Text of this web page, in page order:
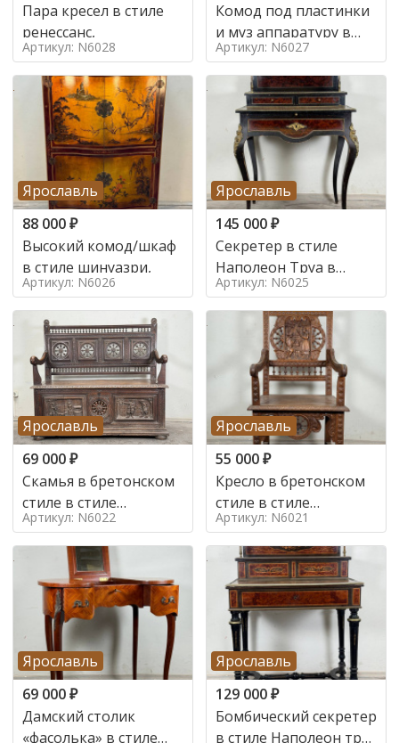
Пара кресел в стиле
ренессанс,
Артикул: N6028
Комод под пластинки
и муз аппаратуру в
стиле шинуазри,
Артикул: N6027
Ярославль
88 000₽
Высокий комод/шкаф
в стиле шинуазри,
Артикул: N6026
Ярославль
145 000₽
Секретер в стиле
Наполеон Труа в
стиле 19 век
Артикул: N6025
Ярославль
69 000₽
Скамья в бретонском
стиле в стиле
Артикул: N6022
Ярославль
55 000₽
Кресло в бретонском
стиле в стиле
Артикул: N6021
Ярославль
69 000₽
Дамский столик
«фасолька» в стиле
Ярославль
129 000₽
Бомбический секретер
в стиле Наполеон труа